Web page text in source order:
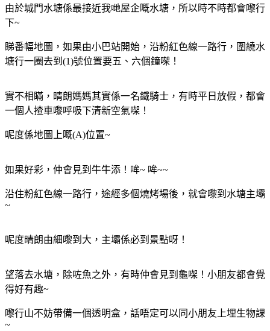
由於城門水塘係最接近我哋屋企嘅水塘，所以時不時都會嚟行
下~
睇番幅地圖，如果由小巴站開始，沿粉紅色線一路行，圍繞水
塘行一圈去到(1)號位置要五、六個鐘㗎！
實不相瞞，晴朗媽媽其實係一名鐵騎士，有時平日放假，都會
一個人揸車嚟呼吸下清新空氣㗎！
呢度係地圖上嘅(A)位置~
如果好彩，仲會見到牛牛添！哞~ 哞~~
沿住粉紅色線一路行，途經多個燒烤場後，就會嚟到水塘主壩
~
呢度晴朗由細嚟到大，主壩係必到景點呀！
望落去水塘，除咗魚之外，有時仲會見到龜㗎！小朋友都會覺
得好有趣~
嚟行山不妨帶備一個透明盒，話唔定可以同小朋友上埋生物課
~